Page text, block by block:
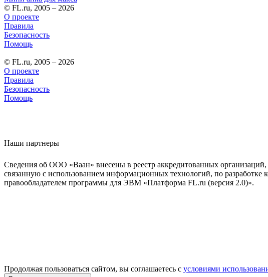
© FL.ru, 2005 – 2026
О проекте
Правила
Безопасность
Помощь
© FL.ru, 2005 – 2026
О проекте
Правила
Безопасность
Помощь
Наши партнеры
Сведения об ООО «Ваан» внесены в реестр аккредитованных
связанную с использованием информационных технологий, по
правообладателем программы для ЭВМ «Платформа FL.ru (версия 2.0)».
Продолжая пользоваться сайтом, вы соглашаетесь с условиями